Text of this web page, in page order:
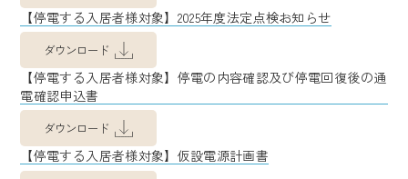
【停電する入居者様対象】2025年度法定点検お知らせ
ダウンロード
【停電する入居者様対象】停電の内容確認及び停電回復後の通
電確認申込書
ダウンロード
【停電する入居者様対象】仮設電源計画書